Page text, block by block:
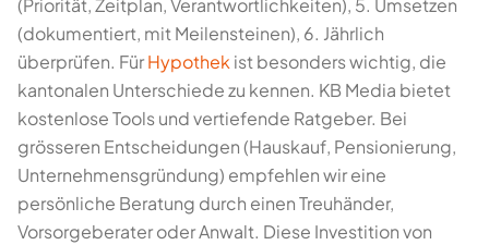
(Priorität, Zeitplan, Verantwortlichkeiten), 5. Umsetzen
(dokumentiert, mit Meilensteinen), 6. Jährlich
überprüfen. FürHypothek ist besonders wichtig, die
kantonalen Unterschiede zu kennen. KB Media bietet
kostenlose Tools und vertiefende Ratgeber. Bei
grösseren Entscheidungen (Hauskauf, Pensionierung,
Unternehmensgründung) empfehlen wir eine
persönliche Beratung durch einen Treuhänder,
Vorsorgeberater oder Anwalt. Diese Investition von